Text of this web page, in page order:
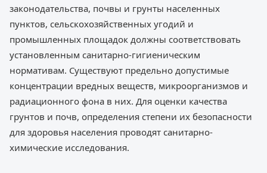
законодательства, почвы и грунты населенных
пунктов, сельскохозяйственных угодий и
промышленных площадок должны соответствовать
установленным санитарно-гигиеническим
нормативам. Существуют предельно допустимые
концентрации вредных веществ, микроорганизмов и
радиационного фона в них. Для оценки качества
грунтов и почв, определения степени их безопасности
для здоровья населения проводят санитарно-
химические исследования.